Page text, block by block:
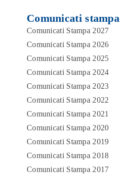
Comunicati stampa
Comunicati Stampa 2027
Comunicati Stampa 2026
Comunicati Stampa 2025
Comunicati Stampa 2024
Comunicati Stampa 2023
Comunicati Stampa 2022
Comunicati Stampa 2021
Comunicati Stampa 2020
Comunicati Stampa 2019
Comunicati Stampa 2018
Comunicati Stampa 2017